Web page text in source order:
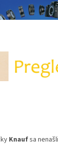
Knaufsa